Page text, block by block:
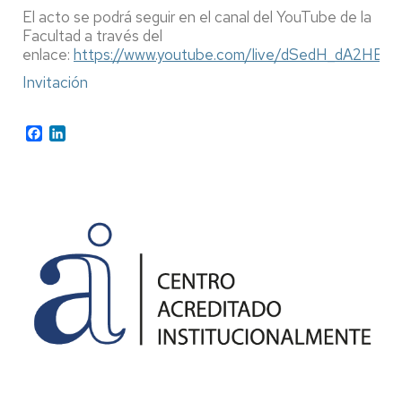
El acto se podrá seguir en el canal del YouTube de la
Facultad a través del
enlace: https://www.youtube.com/live/dSedH_dA2HE
Invitación
Facebook